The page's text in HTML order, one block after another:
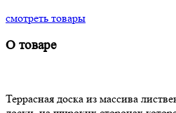
смотреть товары
О товаре
Террасная доска из массива